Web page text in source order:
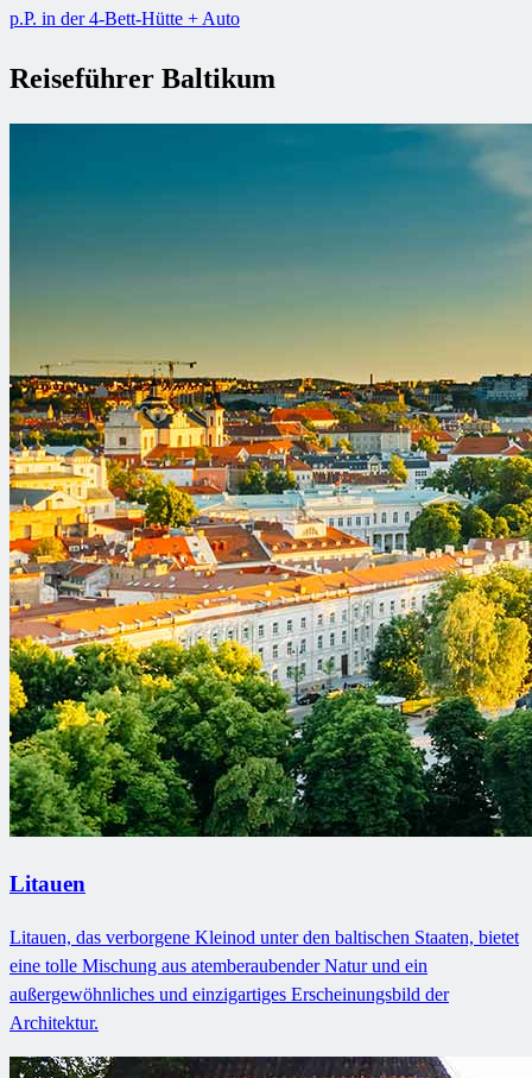
p.P. in der 4-Bett-Hütte + Auto
Reiseführer Baltikum
Litauen
Litauen, das verborgene Kleinod unter den baltischen Staaten, bietet
eine tolle Mischung aus atemberaubender Natur und ein
außergewöhnliches und einzigartiges Erscheinungsbild der
Architektur.